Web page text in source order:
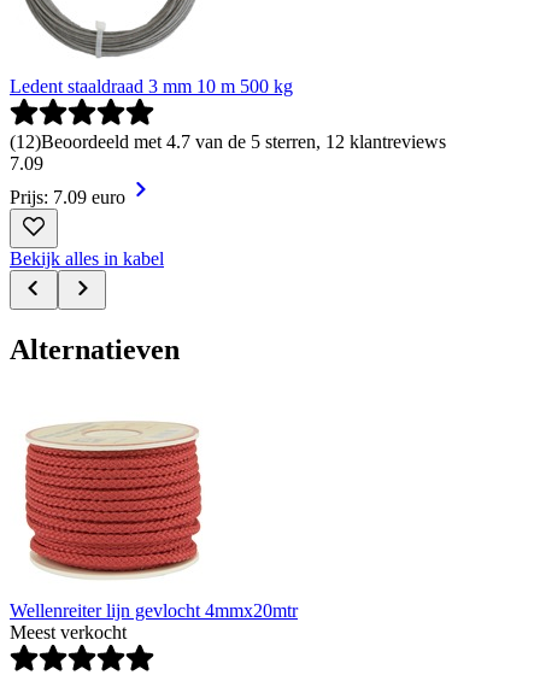
Ledent staaldraad 3 mm 10 m 500 kg
(12)Beoordeeld met 4.7 van de 5 sterren, 12 klantreviews
7.09
Prijs: 7.09 euro
Bekijk alles in kabel
Alternatieven
Wellenreiter lijn gevlocht 4mmx20mtr
Meest verkocht